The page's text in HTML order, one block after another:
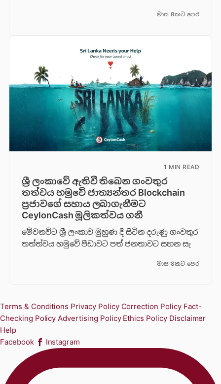
මාස 8කට පෙර
1 MIN READ
ශ්‍රී ලංකාවේ ඇතිවී තිබෙන ගංවතුර
තත්වය හමුවේ ජාත්‍යන්තර Blockchain
ප්‍රජාවගේ සහාය ලබාගැනීමට
CeylonCash මූලිකත්වය ග​නී
මේවනවිට ශ්‍රී ලංකාව මුහුණ දී සිටින දරුණු ගංවතුර
තත්ත්වය හමුවේ පීඩාවට පත් ජනතාවට සහන සැ
මාස 8කට පෙර
Terms & Conditions Privacy Policy Correction Policy Fact-
Checking Policy Advertising Policy Ethics Policy Disclaimer
Help
Facebook
Instagram